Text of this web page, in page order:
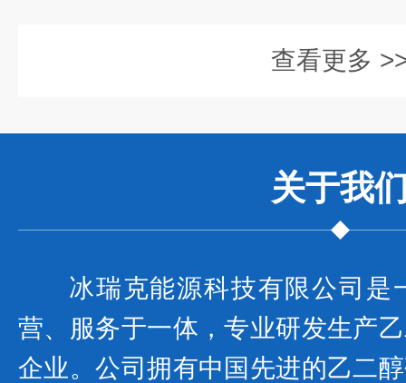
查看更多
关于我
冰瑞克能源科技有限公司是
营、服务于一体，专业研发生产
企业。公司拥有中国先进的乙二